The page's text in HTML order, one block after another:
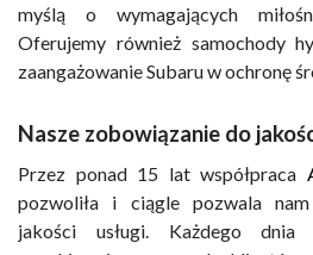
myślą o wymagających
Oferujemy również samochody
zaangażowanie Subaru w ochronę
Nasze zobowiązanie do
Przez ponad 15 lat współpraca
pozwoliła i ciągle pozwala
jakości usługi. Każdego